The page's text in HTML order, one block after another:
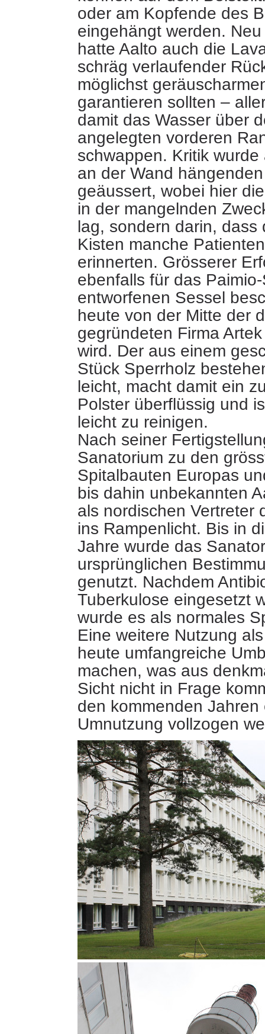
oder am Kopfende des
eingehängt werden.
hatte Aalto auch die
schräg verlaufender
möglichst
garantieren sollten –
damit das Wasser über
angelegten vorderen
schwappen. Kritik
an der Wand
geäussert, wobei hier
in der mangelnden
lag, sondern darin, dass
Kisten manche
erinnerten. Grösserer
ebenfalls für das
entworfenen Sessel
heute von der Mitte der
gegründeten Firma
wird. Der aus einem
Stück Sperrholz
leicht, macht damit ein
Polster überflüssig und
leicht zu reinigen.
Nach seiner
Sanatorium zu den
Spitalbauten Europas
bis dahin unbekannten
als nordischen Vertreter
ins Rampenlicht. Bis in
Jahre wurde das
ursprünglichen
genutzt. Nachdem
Tuberkulose eingesetzt
wurde es als normales
Eine weitere Nutzung
heute umfangreiche
machen, was aus
Sicht nicht in Frage
den kommenden
Umnutzung vollzogen